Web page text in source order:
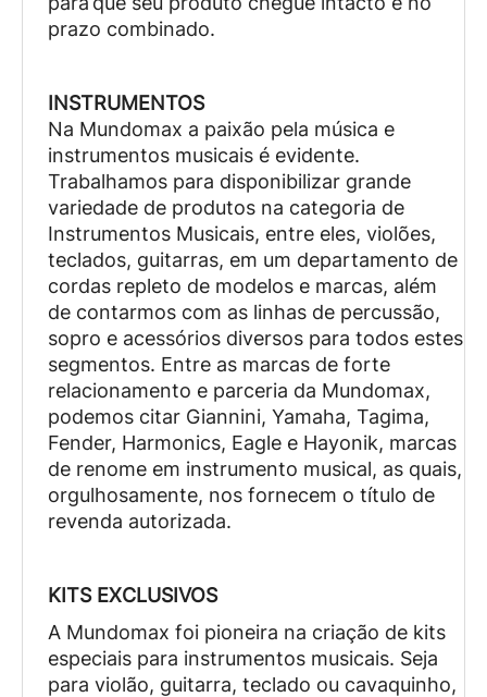
prazo combinado.
INSTRUMENTOS
Na Mundomax a paixão pela música e
instrumentos musicais é evidente.
Trabalhamos para disponibilizar grande
variedade de produtos na categoria de
Instrumentos Musicais, entre eles, violões,
teclados, guitarras, em um departamento de
cordas repleto de modelos e marcas, além
de contarmos com as linhas de percussão,
sopro e acessórios diversos para todos estes
segmentos. Entre as marcas de forte
relacionamento e parceria da Mundomax,
podemos citar Giannini, Yamaha, Tagima,
Fender, Harmonics, Eagle e Hayonik, marcas
de renome em instrumento musical, as quais,
orgulhosamente, nos fornecem o título de
revenda autorizada.
KITS EXCLUSIVOS
A Mundomax foi pioneira na criação de kits
especiais para instrumentos musicais. Seja
para violão, guitarra, teclado ou cavaquinho,